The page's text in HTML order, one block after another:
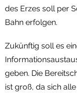
des Erzes soll per
Bahn erfolgen.
Zukünftig soll es
geben. Die
ist groß, da sich